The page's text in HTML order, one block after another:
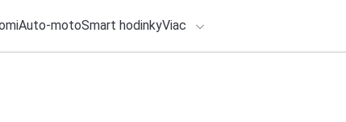
Auto-motoSmart hodinkyViac